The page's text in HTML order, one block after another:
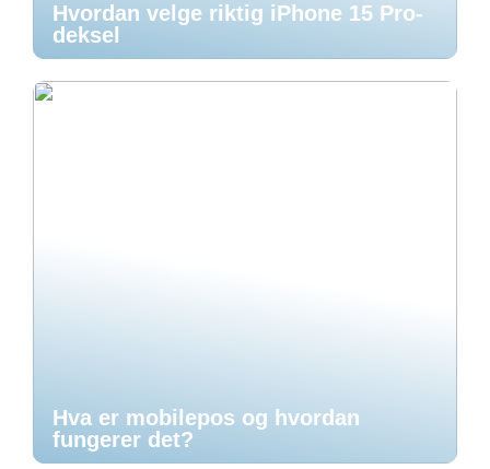
Hvordan velge riktig iPhone 15 Pro-
deksel
Hva er mobilepos og hvordan
fungerer det?